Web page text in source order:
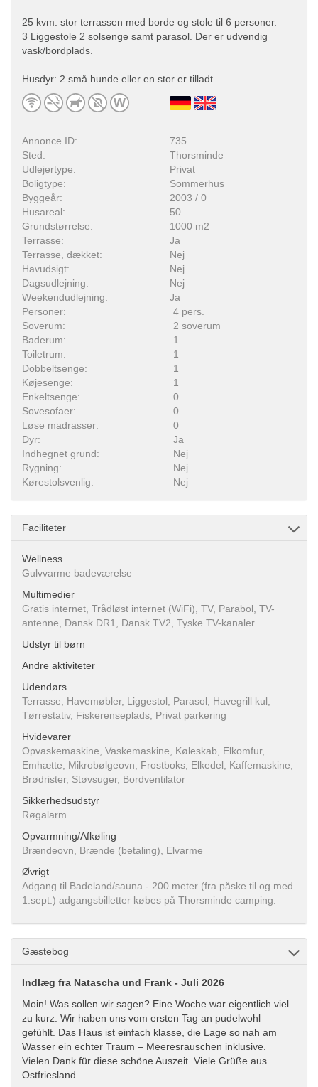
25 kvm. stor terrassen med borde og stole til 6 personer.
3 Liggestole 2 solsenge samt parasol. Der er udvendig
vask/bordplads.
Husdyr: 2 små hunde eller en stor er tilladt.
Annonce ID:
735
Sted:
Thorsminde
Udlejertype:
Privat
Boligtype:
Sommerhus
Byggeår:
2003 / 0
Husareal:
50
Grundstørrelse:
1000 m2
Terrasse:
Ja
Terrasse, dækket:
Nej
Havudsigt:
Nej
Dagsudlejning:
Nej
Weekendudlejning:
Ja
Personer:
4 pers.
Soverum:
2 soverum
Baderum:
1
Toiletrum:
1
Dobbeltsenge:
1
Køjesenge:
1
Enkeltsenge:
0
Sovesofaer:
0
Løse madrasser:
0
Dyr:
Ja
Indhegnet grund:
Nej
Rygning:
Nej
Kørestolsvenlig:
Nej
Faciliteter
Wellness
Gulvvarme badeværelse
Multimedier
Gratis internet, Trådløst internet (WiFi), TV, Parabol, TV-
antenne, Dansk DR1, Dansk TV2, Tyske TV-kanaler
Udstyr til børn
Andre aktiviteter
Udendørs
Terrasse, Havemøbler, Liggestol, Parasol, Havegrill kul,
Tørrestativ, Fiskerenseplads, Privat parkering
Hvidevarer
Opvaskemaskine, Vaskemaskine, Køleskab, Elkomfur,
Emhætte, Mikrobølgeovn, Frostboks, Elkedel, Kaffemaskine,
Brødrister, Støvsuger, Bordventilator
Sikkerhedsudstyr
Røgalarm
Opvarmning/Afkøling
Brændeovn, Brænde (betaling), Elvarme
Øvrigt
Adgang til Badeland/sauna - 200 meter (fra påske til og med
1.sept.) adgangsbilletter købes på Thorsminde camping.
Gæstebog
Indlæg fra Natascha und Frank - Juli 2026
Moin! Was sollen wir sagen? Eine Woche war eigentlich viel
zu kurz. Wir haben uns vom ersten Tag an pudelwohl
gefühlt. Das Haus ist einfach klasse, die Lage so nah am
Wasser ein echter Traum – Meeresrauschen inklusive.
Vielen Dank für diese schöne Auszeit. Viele Grüße aus
Ostfriesland